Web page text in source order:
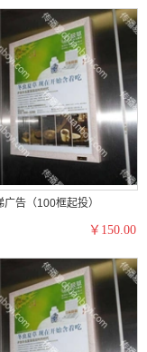
广告（100框起投）
￥150.00